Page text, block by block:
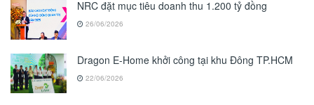
NRC đặt mục tiêu doanh thu 1.200 tỷ đồng
26/06/2026
Dragon E-Home khởi công tại khu Đông TP.HCM
22/06/2026